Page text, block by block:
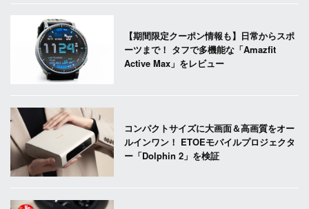
【期間限定クーポン情報も】日常からスポ
ーツまで！ タフで多機能な「Amazfit
Active Max」をレビュー
コンパクトサイズに大画面＆高画質をオー
ルインワン！ ETOEモバイルプロジェクタ
ー「Dolphin 2」を検証